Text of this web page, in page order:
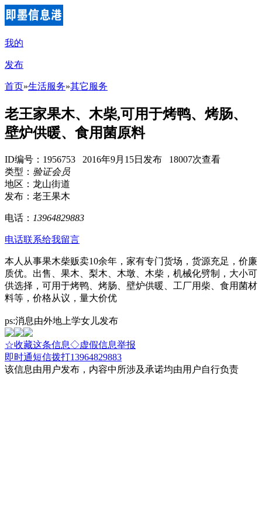
我的
发布
首页»生活服务»其它服务
老王家果木、木柴,可用于烤鸭、烤肠、
壁炉供暖、食用菌原料
ID编号：1956753 2016年9月15日发布 18007次查看
类型： 验证会员
地区：龙山街道
发布：老王果木
电话： 13964829883
电话联系给我留言
本人从事果木柴贩卖10余年，家有专门货场，货源充足，价廉
质优。出售、果木、梨木、木墩、木柴，机械化劈制，大小可
供选择，可用于烤鸭、烤肠、壁炉供暖、工厂用柴、食用菌材
料等，价格从议，量大价优
ps:消息由外地上学女儿发布
☆收藏这条信息◇虚假信息举报
即时通短信拨打13964829883
该信息由用户发布，内容中所涉及承诺均由用户自行负责